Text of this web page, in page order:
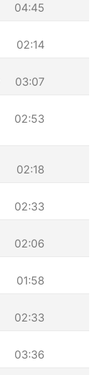
04:45
02:14
03:07
02:53
02:18
02:33
02:06
01:58
02:33
03:36